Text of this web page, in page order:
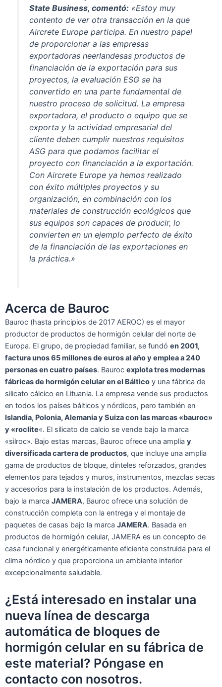
State Business, comentó: «Estoy muy
contento de ver otra transacción en la que
Aircrete Europe participa. En nuestro papel
de proporcionar a las empresas
exportadoras neerlandesas productos de
financiación de la exportación para sus
proyectos, la evaluación ESG se ha
convertido en una parte fundamental de
nuestro proceso de solicitud. La empresa
exportadora, el producto o equipo que se
exporta y la actividad empresarial del
cliente deben cumplir nuestros requisitos
ASG para que podamos facilitar el
proyecto con financiación a la exportación.
Con Aircrete Europe ya hemos realizado
con éxito múltiples proyectos y su
organización, en combinación con los
materiales de construcción ecológicos que
sus equipos son capaces de producir, lo
convierten en un ejemplo perfecto de éxito
de la financiación de las exportaciones en
la práctica.»
Acerca de Bauroc
Bauroc (hasta principios de 2017 AEROC) es el mayor
productor de productos de hormigón celular del norte de
Europa. El grupo, de propiedad familiar, se fundó en 2001,
factura unos 65 millones de euros al año y emplea a 240
personas en cuatro países. Bauroc explota tres modernas
fábricas de hormigón celular en el Báltico y una fábrica de
silicato cálcico en Lituania. La empresa vende sus productos
en todos los países bálticos y nórdicos, pero también en
Islandia, Polonia, Alemania y Suiza con las marcas «bauroc»
y «roclite«. El silicato de calcio se vende bajo la marca
«silroc». Bajo estas marcas, Bauroc ofrece una amplia y
diversificada cartera de productos, que incluye una amplia
gama de productos de bloque, dinteles reforzados, grandes
elementos para tejados y muros, instrumentos, mezclas secas
y accesorios para la instalación de los productos. Además,
bajo la marca JAMERA, Bauroc ofrece una solución de
construcción completa con la entrega y el montaje de
paquetes de casas bajo la marca JAMERA. Basada en
productos de hormigón celular, JAMERA es un concepto de
casa funcional y energéticamente eficiente construida para el
clima nórdico y que proporciona un ambiente interior
excepcionalmente saludable.
¿Está interesado en instalar una
nueva línea de descarga
automática de bloques de
hormigón celular en su fábrica de
este material? Póngase en
contacto con nosotros.